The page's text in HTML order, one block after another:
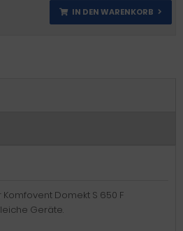
IN DEN WARENKORB
Domekt S 650 F
Geräte.